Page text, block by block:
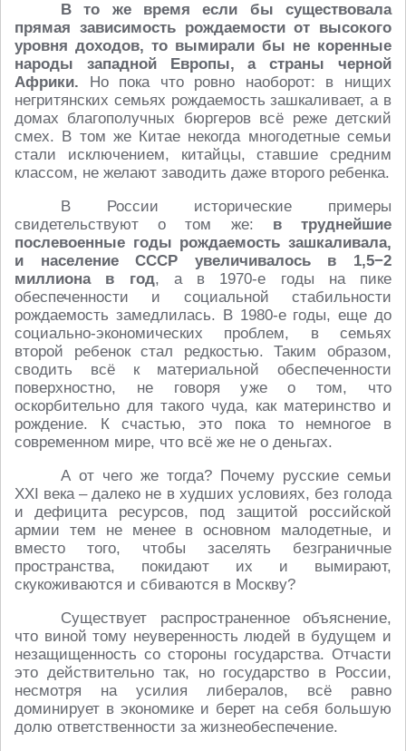
В то же время если бы существовала
прямая зависимость рождаемости от высокого
уровня доходов, то вымирали бы не коренные
народы западной Европы, а страны черной
Африки. Но пока что ровно наоборот: в нищих
негритянских семьях рождаемость зашкаливает, а в
домах благополучных бюргеров всё реже детский
смех. В том же Китае некогда многодетные семьи
стали исключением, китайцы, ставшие средним
классом, не желают заводить даже второго ребенка.
В России исторические примеры
свидетельствуют о том же: в труднейшие
послевоенные годы рождаемость зашкаливала,
и население СССР увеличивалось в 1,5−2
миллиона в год, а в 1970-е годы на пике
обеспеченности и социальной стабильности
рождаемость замедлилась. В 1980-е годы, еще до
социально-экономических проблем, в семьях
второй ребенок стал редкостью. Таким образом,
сводить всё к материальной обеспеченности
поверхностно, не говоря уже о том, что
оскорбительно для такого чуда, как материнство и
рождение. К счастью, это пока то немногое в
современном мире, что всё же не о деньгах.
А от чего же тогда? Почему русские семьи
XXI века – далеко не в худших условиях, без голода
и дефицита ресурсов, под защитой российской
армии тем не менее в основном малодетные, и
вместо того, чтобы заселять безграничные
пространства, покидают их и вымирают,
скукоживаются и сбиваются в Москву?
Существует распространенное объяснение,
что виной тому неуверенность людей в будущем и
незащищенность со стороны государства. Отчасти
это действительно так, но государство в России,
несмотря на усилия либералов, всё равно
доминирует в экономике и берет на себя большую
долю ответственности за жизнеобеспечение.